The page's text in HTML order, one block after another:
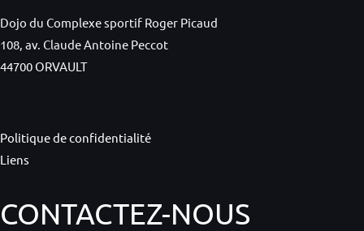
Dojo du Complexe sportif Roger Picaud
108, av. Claude Antoine Peccot
44700 ORVAULT
Politique de confidentialité
Liens
CONTACTEZ-NOUS